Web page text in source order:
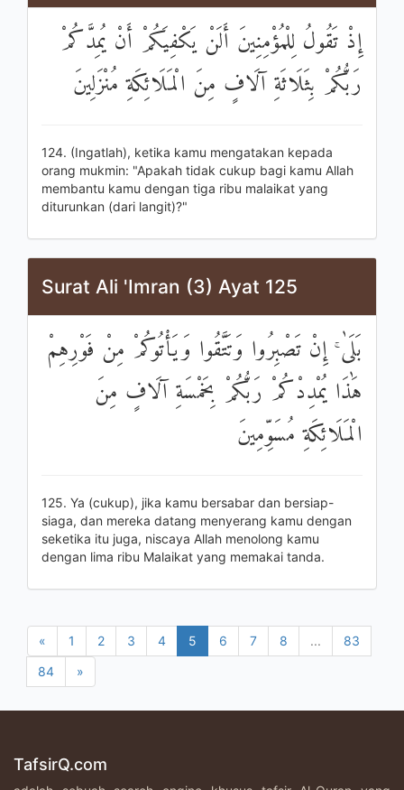
إِذْ تَقُولُ لِلْمُؤْمِنِينَ أَلَنْ يَكْفِيَكُمْ أَنْ يُمِدَّكُمْ
رَبُّكُمْ بِثَلَاثَةِ آلَافٍ مِنَ الْمَلَائِكَةِ مُنْزَلِينَ
124. (Ingatlah), ketika kamu mengatakan kepada
orang mukmin: "Apakah tidak cukup bagi kamu Allah
membantu kamu dengan tiga ribu malaikat yang
diturunkan (dari langit)?"
Surat Ali 'Imran (3) Ayat 125
بَلَىٰ ۚ إِنْ تَصْبِرُوا وَتَتَّقُوا وَيَأْتُوكُمْ مِنْ فَوْرِهِمْ
هَٰذَا يُمْدِدْكُمْ رَبُّكُمْ بِخَمْسَةِ آلَافٍ مِنَ
الْمَلَائِكَةِ مُسَوِّمِينَ
125. Ya (cukup), jika kamu bersabar dan bersiap-
siaga, dan mereka datang menyerang kamu dengan
seketika itu juga, niscaya Allah menolong kamu
dengan lima ribu Malaikat yang memakai tanda.
« 1 2 3 4 5 6 7 8 ...
83
84
»
TafsirQ.com